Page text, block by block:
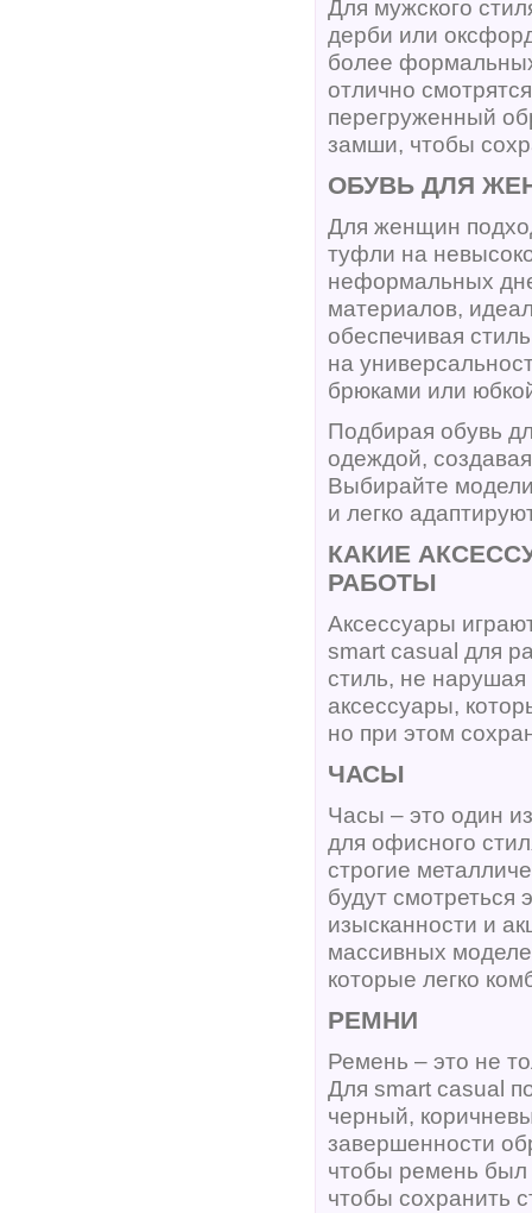
Для мужского
дерби или
более
отлично
перегруженный
замши, чтобы
ОБУВЬ ДЛЯ
Для женщин
туфли на
неформальных
материалов,
обеспечивая
на
брюками или
Подбирая обувь
одеждой,
Выбирайте
и легко
КАКИЕ
РАБОТЫ
Аксессуары
smart casual для
стиль, не
аксессуары,
но при этом
ЧАСЫ
Часы – это один
для офисного
строгие
будут смотреться
изысканности и
массивных
которые легко
РЕМНИ
Ремень – это не
Для smart casual
черный,
завершенности
чтобы ремень был
чтобы сохранить